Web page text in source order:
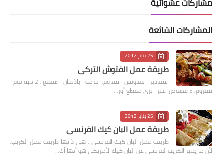
المشاركات الشائعة
25 يناير 2012
طريقة عمل الفتوش التركي
المقادير بقدونس مفروم, حزمة باذنجان مقطع , 2 حبة ثوم
مفروم, 5 فصوص زعتر بري مقطع أور…
25 يناير 2012
طريقة عمل البان كيك الفرنسي
طريقة عمل البان كيك الفرنسي , هي ذاتها طريقة عمل الكريب,
لأن ما يميز الكريب الفرنسي عن البان كيك الأمريكي هو أنها أك…